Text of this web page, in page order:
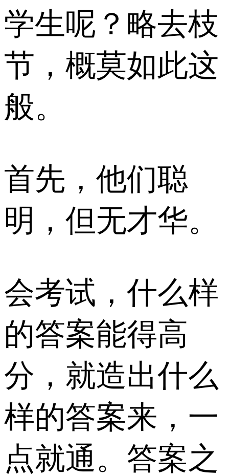
学生呢？略去枝
节，概莫如此这
般。
首先，他们聪
明，但无才华。
会考试，什么样
的答案能得高
分，就造出什么
样的答案来，一
点就通。答案之